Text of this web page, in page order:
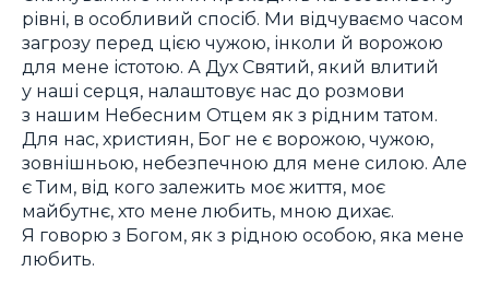
рівні, в особливий спосіб. Ми відчуваємо часом
загрозу перед цією чужою, інколи й ворожою
для мене істотою. А Дух Святий, який влитий
у наші серця, налаштовує нас до розмови
з нашим Небесним Отцем як з рідним татом.
Для нас, християн, Бог не є ворожою, чужою,
зовнішньою, небезпечною для мене силою. Але
є Тим, від кого залежить моє життя, моє
майбутнє, хто мене любить, мною дихає.
Я говорю з Богом, як з рідною особою, яка мене
любить.